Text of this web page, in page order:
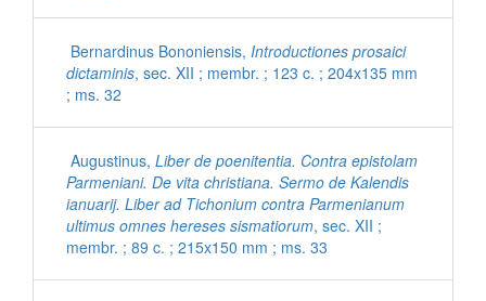
Bernardinus Bononiensis, Introductiones prosaici
dictaminis, sec. XII ; membr. ; 123 c. ; 204x135 mm
; ms. 32
Augustinus, Liber de poenitentia. Contra epistolam
Parmeniani. De vita christiana. Sermo de Kalendis
ianuarij. Liber ad Tichonium contra Parmenianum
ultimus omnes hereses sismatiorum, sec. XII ;
membr. ; 89 c. ; 215x150 mm ; ms. 33